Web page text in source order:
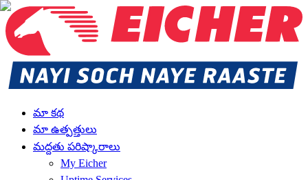
మా కథ
మా ఉత్పత్తులు
మద్దతు పరిష్కారాలు
My Eicher